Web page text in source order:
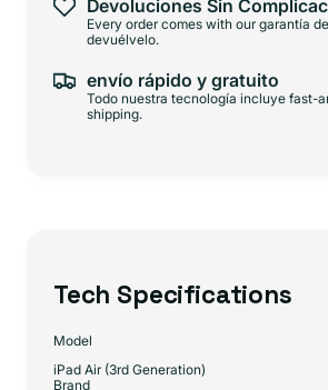
Devoluciones Sin
Every order comes with our garantía
devuélvelo.
envío rápido y gratuito
Todo nuestra tecnología incluye fast-
shipping.
Tech Specifications
Model
iPad Air (3rd Generation)
Brand